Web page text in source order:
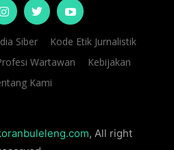
Siber
Kode Etik Jurnalistik
Wartawan
Kebijakan
Kami
, All right